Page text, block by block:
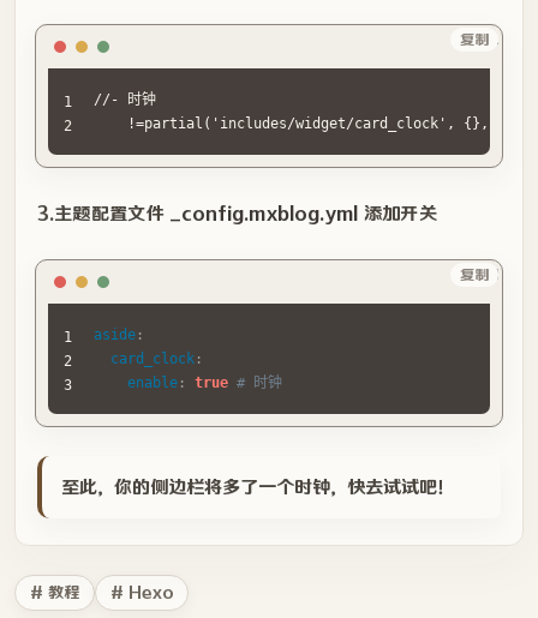
      display: block;
      position: absolute;
      top: 0;
      right: 0;
      bottom: 0;
      margin: auto;
    .clock .marker {
      width: 3.2px;
      background-color: rgb(52 73 94 / 40%);
      top: 0;
      right: 0;
      bottom: 0;
      margin: auto;
    .clock .marker:nth-of-type(3n + 1) {
      background: rgb(52 73 94);
    .clock .marker:nth-of-type(2) {
      transform: rotate(30deg);
    }
//- 时钟
!=partial('includes/widget/card_clock', {},
复制
HTML
3.主题配置文件 _config.mxblog.yml 添加开关
aside :
card_clock :
enable : true # 时钟
复制Yml
至此，你的侧边栏将多了一个时钟，快去试试吧！
# 教程 # Hexo